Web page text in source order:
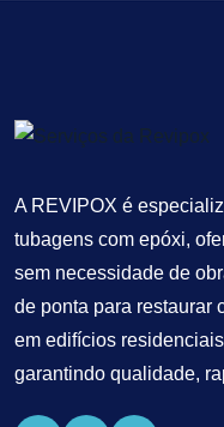
A REVIPOX é
tubagens com epóxi,
sem necessidade de
de ponta para restaurar
em edifícios
garantindo qualidade,